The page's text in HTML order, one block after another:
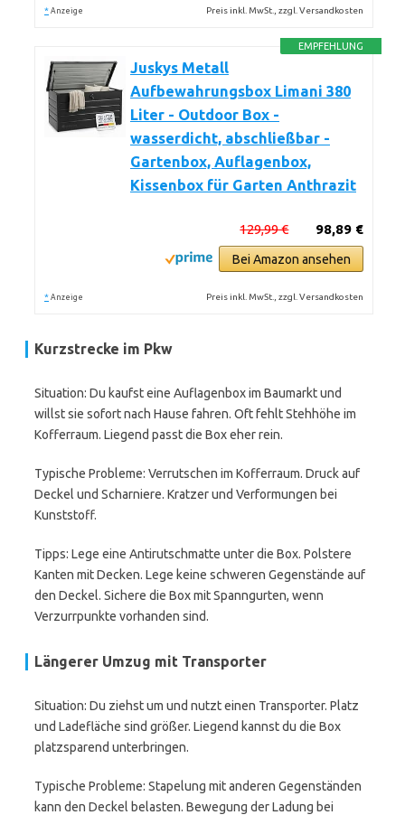
* Anzeige Preis inkl. MwSt., zzgl. Versandkosten
EMPFEHLUNG
Juskys Metall
Aufbewahrungsbox Limani 380
Liter - Outdoor Box -
wasserdicht, abschließbar -
Gartenbox, Auflagenbox,
Kissenbox für Garten Anthrazit
98,89 €
129,99 €
Bei Amazon ansehen
* Anzeige Preis inkl. MwSt., zzgl. Versandkosten
Kurzstrecke im Pkw
Situation: Du kaufst eine Auflagenbox im Baumarkt und
willst sie sofort nach Hause fahren. Oft fehlt Stehhöhe im
Kofferraum. Liegend passt die Box eher rein.
Typische Probleme: Verrutschen im Kofferraum. Druck auf
Deckel und Scharniere. Kratzer und Verformungen bei
Kunststoff.
Tipps: Lege eine Antirutschmatte unter die Box. Polstere
Kanten mit Decken. Lege keine schweren Gegenstände auf
den Deckel. Sichere die Box mit Spanngurten, wenn
Verzurrpunkte vorhanden sind.
Längerer Umzug mit Transporter
Situation: Du ziehst um und nutzt einen Transporter. Platz
und Ladefläche sind größer. Liegend kannst du die Box
platzsparend unterbringen.
Typische Probleme: Stapelung mit anderen Gegenständen
kann den Deckel belasten. Bewegung der Ladung bei